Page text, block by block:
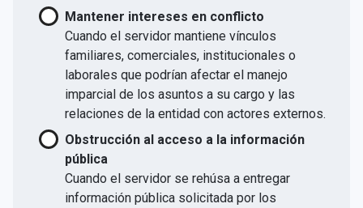
Mantener intereses en conflicto
Cuando el servidor mantiene vínculos
familiares, comerciales, institucionales o
laborales que podrían afectar el manejo
imparcial de los asuntos a su cargo y las
relaciones de la entidad con actores externos.
Obstrucción al acceso a la información
pública
Cuando el servidor se rehúsa a entregar
información pública solicitada por los